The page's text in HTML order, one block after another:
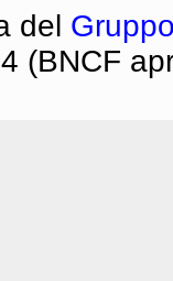
del
(BNCF